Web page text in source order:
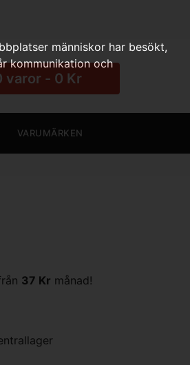
varor - 0 Kr
VARUMÄRKEN
37 Kr månad!
människor har besökt,
kommunikation och